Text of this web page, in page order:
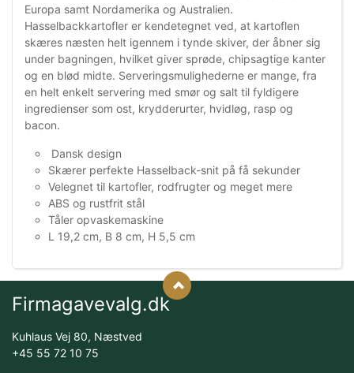
Europa samt Nordamerika og Australien.
Hasselbackkartofler er kendetegnet ved, at kartoflen
skæres næsten helt igennem i tynde skiver, der åbner sig
under bagningen, hvilket giver sprøde, chipsagtige kanter
og en blød midte. Serveringsmulighederne er mange, fra
en helt enkelt servering med smør og salt til fyldigere
ingredienser som ost, krydderurter, hvidløg, rasp og
bacon.
Dansk design
Skærer perfekte Hasselback-snit på få sekunder
Velegnet til kartofler, rodfrugter og meget mere
ABS og rustfrit stål
Tåler opvaskemaskine
L 19,2 cm, B 8 cm, H 5,5 cm
Firmagavevalg.dk
Kuhlaus Vej 80, Næstved
+45 55 72 10 75